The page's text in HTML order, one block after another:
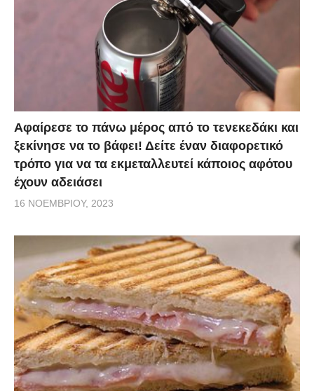
Αφαίρεσε το πάνω μέρος από το τενεκεδάκι και
ξεκίνησε να το βάφει! Δείτε έναν διαφορετικό
τρόπο για να τα εκμεταλλευτεί κάποιος αφότου
έχουν αδειάσει
16 ΝΟΕΜΒΡΊΟΥ, 2023